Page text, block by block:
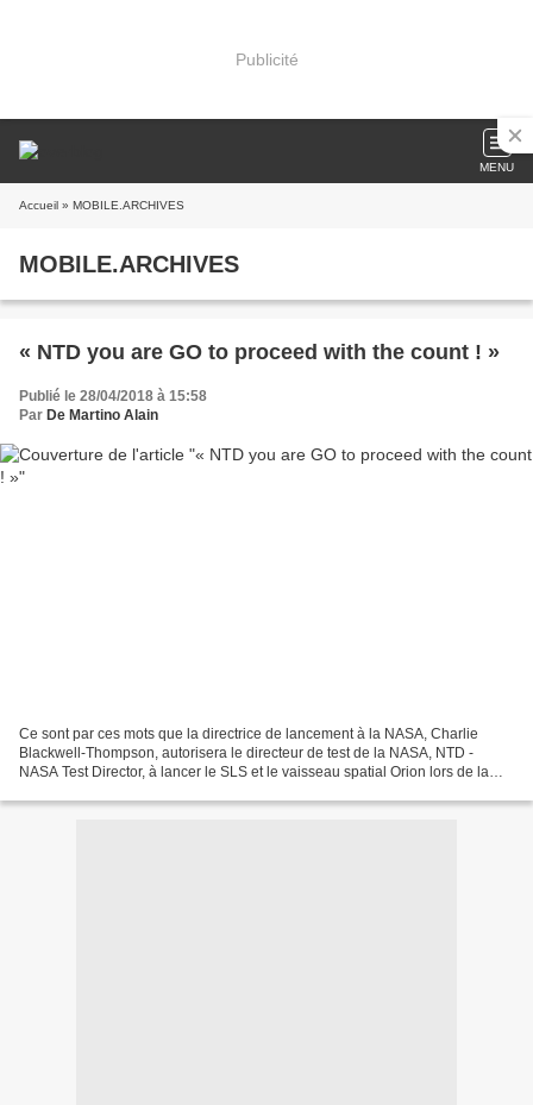
Publicité
MENU
Accueil » MOBILE.ARCHIVES
MOBILE.ARCHIVES
« NTD you are GO to proceed with the count ! »
Publié le 28/04/2018 à 15:58
Par De Martino Alain
Ce sont par ces mots que la directrice de lancement à la NASA, Charlie
Blackwell-Thompson, autorisera le directeur de test de la NASA, NTD -
NASA Test Director, à lancer le SLS et le vaisseau spatial Orion lors de la